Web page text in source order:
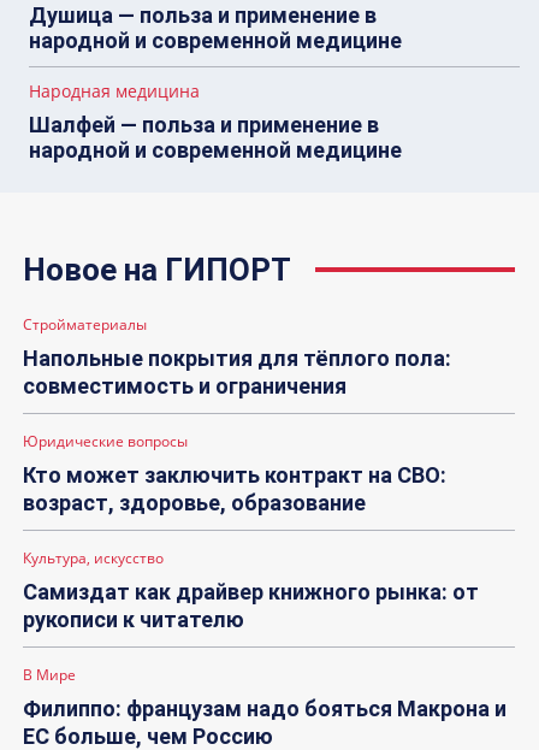
Душица — польза и применение в
народной и современной медицине
Народная медицина
Шалфей — польза и применение в
народной и современной медицине
Новое на ГИПОРТ
Стройматериалы
Напольные покрытия для тёплого пола:
совместимость и ограничения
Юридические вопросы
Кто может заключить контракт на СВО:
возраст, здоровье, образование
Культура, искусство
Самиздат как драйвер книжного рынка: от
рукописи к читателю
В Мире
Филиппо: французам надо бояться Макрона и
ЕС больше, чем Россию